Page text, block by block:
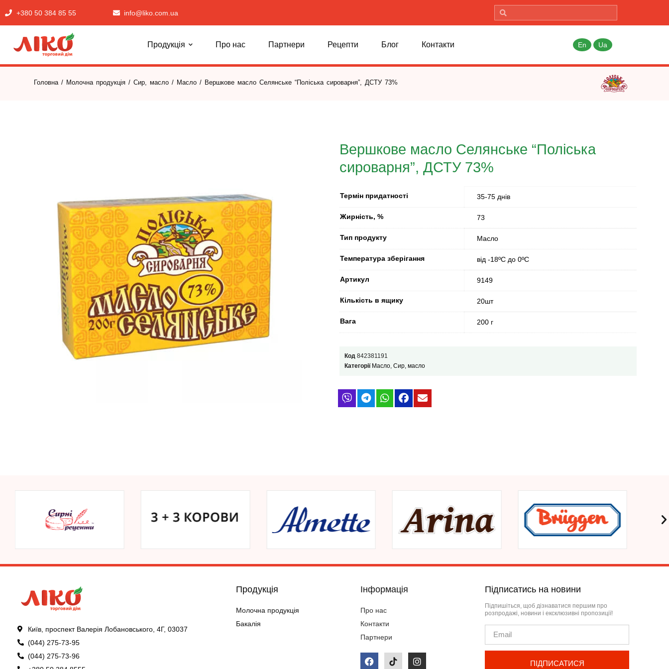
+380 50 384 85 55 info@liko.com.ua
Продукція Про нас Партнери Рецепти Блог Контакти En Ua
Головна / Молочна продукція / Сир, масло / Масло / Вершкове масло Селянське “Поліська сироварня”, ДСТУ 73%
Вершкове масло Селянське “Поліська
сироварня”, ДСТУ 73%
Термін придатності 35-75 днів
Жирність, % 73
Тип продукту Масло
Температура зберігання від -18ºС до 0ºС
Артикул 9149
Кількість в ящику 20шт
Вага 200 г
Код 842381191
Категорії Масло, Сир, масло
Київ, проспект Валерія Лобановського, 4Г, 03037
(044) 275-73-95
(044) 275-73-96
Продукція
Молочна продукція
Бакалія
Інформація
Про нас
Контакти
Партнери
Підписатись на новини
Підпишіться, щоб дізнаватися першим про
розпродажі, новини і ексклюзивні пропозиції!
ПІДПИСАТИСЯ